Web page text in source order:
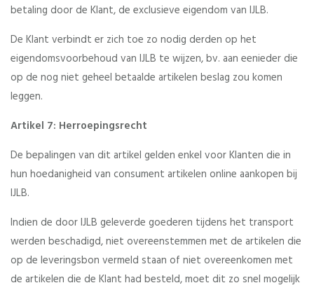
betaling door de Klant, de exclusieve eigendom van IJLB.
De Klant verbindt er zich toe zo nodig derden op het
eigendomsvoorbehoud van IJLB te wijzen, bv. aan eenieder die
op de nog niet geheel betaalde artikelen beslag zou komen
leggen.
Artikel 7: Herroepingsrecht
De bepalingen van dit artikel gelden enkel voor Klanten die in
hun hoedanigheid van consument artikelen online aankopen bij
IJLB.
Indien de door IJLB geleverde goederen tijdens het transport
werden beschadigd, niet overeenstemmen met de artikelen die
op de leveringsbon vermeld staan of niet overeenkomen met
de artikelen die de Klant had besteld, moet dit zo snel mogelijk